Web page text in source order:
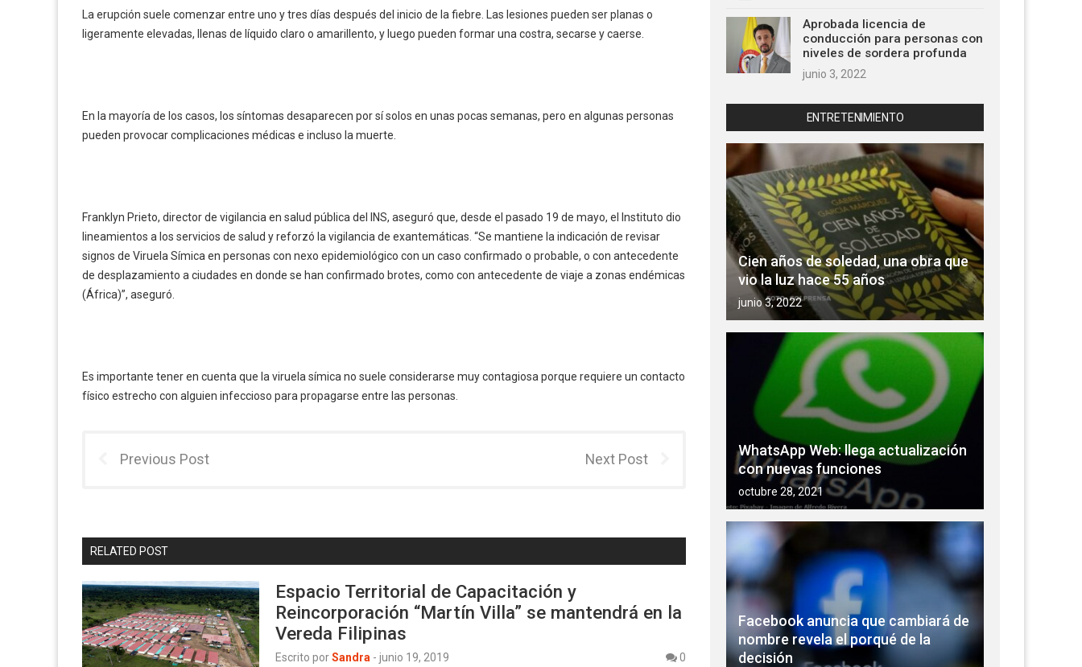
La erupción suele comenzar entre uno y tres días después del inicio de la fiebre. Las lesiones pueden ser planas o
ligeramente elevadas, llenas de líquido claro o amarillento, y luego pueden formar una costra, secarse y caerse.
En la mayoría de los casos, los síntomas desaparecen por sí solos en unas pocas semanas, pero en algunas personas
pueden provocar complicaciones médicas e incluso la muerte.
Franklyn Prieto, director de vigilancia en salud pública del INS, aseguró que, desde el pasado 19 de mayo, el Instituto dio
lineamientos a los servicios de salud y reforzó la vigilancia de exantemáticas. “Se mantiene la indicación de revisar
signos de Viruela Símica en personas con nexo epidemiológico con un caso confirmado o probable, o con antecedente
de desplazamiento a ciudades en donde se han confirmado brotes, como con antecedente de viaje a zonas endémicas
(África)”, aseguró.
Es importante tener en cuenta que la viruela símica no suele considerarse muy contagiosa porque requiere un contacto
físico estrecho con alguien infeccioso para propagarse entre las personas.
Previous Post Next Post
RELATED POST
Espacio Territorial de Capacitación y
Reincorporación “Martín Villa” se mantendrá en la
Vereda Filipinas
Escrito porSandra - junio 19, 2019 0
Aprobada licencia de
conducción para personas con
niveles de sordera profunda
junio 3, 2022
ENTRETENIMIENTO
Cien años de soledad, una obra que
vio la luz hace 55 años
junio 3, 2022
WhatsApp Web: llega actualización
con nuevas funciones
octubre 28, 2021
Facebook anuncia que cambiará de
nombre revela el porqué de la
decisión